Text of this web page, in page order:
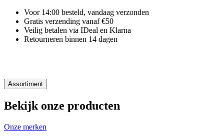
Voor 14:00 besteld, vandaag verzonden
Gratis verzending vanaf €50
Veilig betalen via IDeal en Klarna
Retourneren binnen 14 dagen
Assortiment
Bekijk onze producten
Onze merken